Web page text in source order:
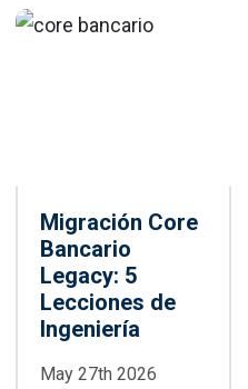
buenas prácticas y
Migración Core
Bancario
Legacy: 5
Lecciones de
Ingeniería
May 27th 2026